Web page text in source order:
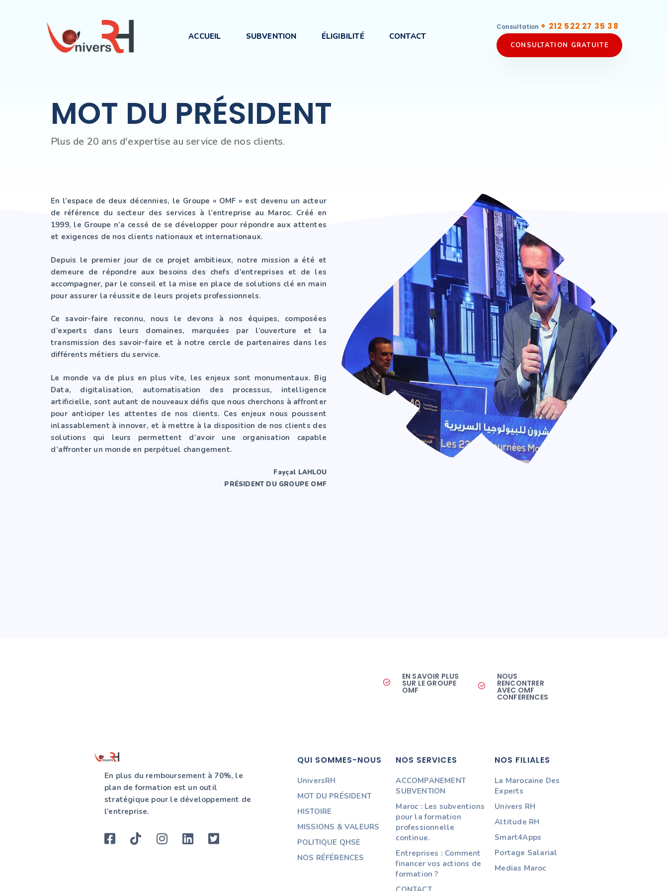
ACCUEIL SUBVENTION ÉLIGIBILITÉ CONTACT
Consultation + 212 522 27 35 38
CONSULTATION GRATUITE
MOT DU PRÉSIDENT
Plus de 20 ans d'expertise au service de nos clients.
En l’espace de deux décennies, le Groupe « OMF » est devenu un acteur
de référence du secteur des services à l’entreprise au Maroc. Créé en
1999, le Groupe n’a cessé de se développer pour répondre aux attentes
et exigences de nos clients nationaux et internationaux.
Depuis le premier jour de ce projet ambitieux, notre mission a été et
demeure de répondre aux besoins des chefs d’entreprises et de les
accompagner, par le conseil et la mise en place de solutions clé en main
pour assurer la réussite de leurs projets professionnels.
Ce savoir-faire reconnu, nous le devons à nos équipes, composées
d’experts dans leurs domaines, marquées par l’ouverture et la
transmission des savoir-faire et à notre cercle de partenaires dans les
différents métiers du service.
Le monde va de plus en plus vite, les enjeux sont monumentaux. Big
Data, digitalisation, automatisation des processus, intelligence
artificielle, sont autant de nouveaux défis que nous cherchons à affronter
pour anticiper les attentes de nos clients. Ces enjeux nous poussent
inlassablement à innover, et à mettre à la disposition de nos clients des
solutions qui leurs permettent d’avoir une organisation capable
d’affronter un monde en perpétuel changement.
Fayçal LAHLOU
PRÉSIDENT DU GROUPE OMF
EN SAVOIR PLUS
SUR LE GROUPE
OMF
NOUS
RENCONTRER
AVEC OMF
CONFERENCES
En plus du remboursement à 70%, le
plan de formation est un outil
stratégique pour le développement de
l’entreprise.
QUI SOMMES-NOUS
UniversRH
MOT DU PRÉSIDENT
HISTOIRE
MISSIONS & VALEURS
POLITIQUE QHSE
NOS RÉFÉRENCES
NOS SERVICES
ACCOMPANEMENT
SUBVENTION
Maroc : Les subventions
pour la formation
professionnelle
continue.
Entreprises : Comment
financer vos actions de
formation ?
NOS FILIALES
La Marocaine Des
Experts
Univers RH
Altitude RH
Smart4Apps
Portage Salarial
Medias Maroc